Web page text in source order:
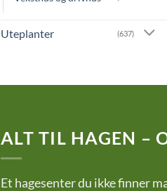
Uteplanter (637)
ALT TIL HAGEN –
Et hagesenter du ikke finner